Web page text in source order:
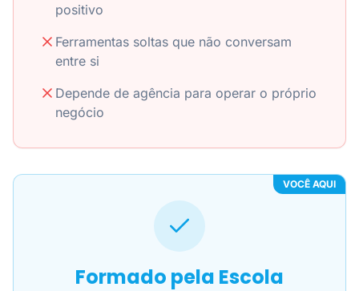
positivo
Ferramentas soltas que não conversam
entre si
Depende de agência para operar o próprio
negócio
VOCÊ AQUI
Formado pela Escola